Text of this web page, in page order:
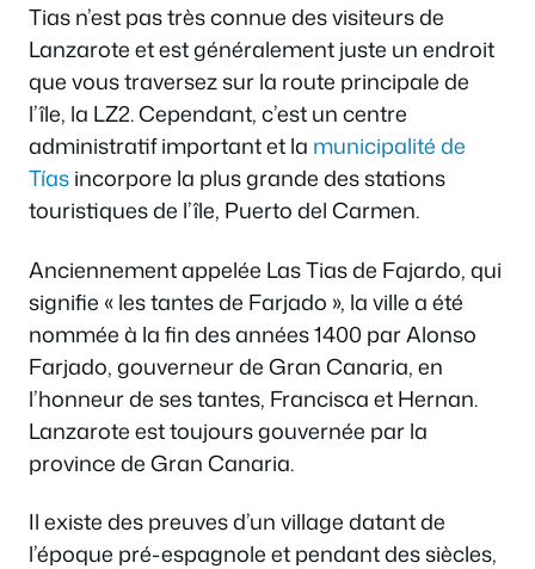
Tias n’est pas très connue des visiteurs de
Lanzarote et est généralement juste un endroit
que vous traversez sur la route principale de
l’île, la LZ2. Cependant, c’est un centre
administratif important et la municipalité de
Tíasincorpore la plus grande des stations
touristiques de l’île, Puerto del Carmen.
Anciennement appelée Las Tias de Fajardo, qui
signifie « les tantes de Farjado », la ville a été
nommée à la fin des années 1400 par Alonso
Farjado, gouverneur de Gran Canaria, en
l’honneur de ses tantes, Francisca et Hernan.
Lanzarote est toujours gouvernée par la
province de Gran Canaria.
Il existe des preuves d’un village datant de
l’époque pré-espagnole et pendant des siècles,